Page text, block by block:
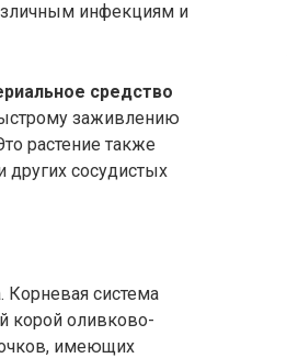
инфекциям и
средство
заживлению
растение также
сосудистых
система
корой оливково-
имеющих